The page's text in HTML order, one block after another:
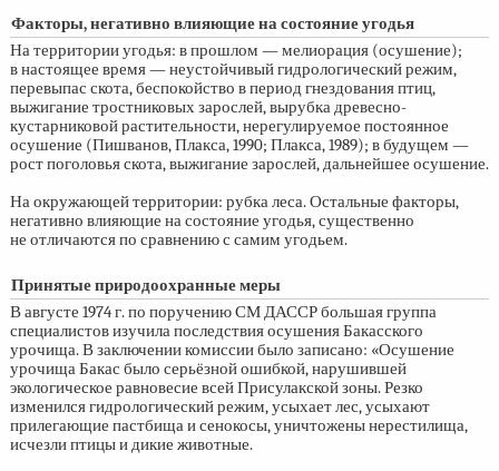
Факторы, негативно влияющие на состояние угодья
На территории угодья: в прошлом — мелиорация (осушение);
в настоящее время — неустойчивый гидрологический режим,
перевыпас скота, беспокойство в период гнездования птиц,
выжигание тростниковых зарослей, вырубка древесно-
кустарниковой растительности, нерегулируемое постоянное
осушение (Пишванов, Плакса, 1990; Плакса, 1989); в будущем —
рост поголовья скота, выжигание зарослей, дальнейшее осушение.
На окружающей территории: рубка леса. Остальные факторы,
негативно влияющие на состояние угодья, существенно
не отличаются по сравнению с самим угодьем.
Принятые природоохранные меры
В августе 1974 г. по поручению СМ ДАССР большая группа
специалистов изучила последствия осушения Бакасского
урочища. В заключении комиссии было записано: «Осушение
урочища Бакас было серьёзной ошибкой, нарушившей
экологическое равновесие всей Присулакской зоны. Резко
изменился гидрологический режим, усыхает лес, усыхают
прилегающие пастбища и сенокосы, уничтожены нерестилища,
исчезли птицы и дикие животные.